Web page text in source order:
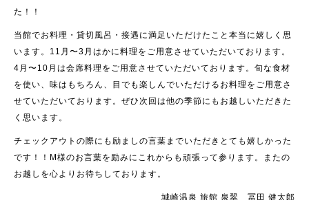
た！！
当館でお料理・貸切風呂・接遇に満足いただけたこと本当に嬉しく思
います。11月〜3月はかに料理をご用意させていただいております。
4月〜10月は会席料理をご用意させていただいております。旬な食材
を使い、味はもちろん、目でも楽しんでいただけるお料理をご用意さ
せていただいております。ぜひ次回は他の季節にもお越しいただきた
く思います。
チェックアウトの際にも励ましの言葉までいただきとても嬉しかった
です！！M様のお言葉を励みにこれからも頑張って参ります。またの
お越しを心よりお待ちしております。
城崎温泉 旅館 泉翠 冨田 健太郎